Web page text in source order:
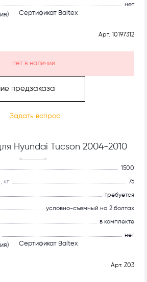
нет
Сертификат Baltex
Арт. 10197312
Нет в наличии
предзаказа
Задать вопрос
Hyundai Tucson 2004-2010
1500
кг 75
требуется
условно-съемный на 2 болтах
в комплекте
нет
Сертификат Baltex
Арт. Z03